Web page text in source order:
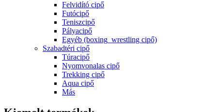
Felvidító cipő
Futócipő
Teniszcipő
Pályacipő
Egyéb (boxing_wrestling cipő)
Szabadtéri cipő
Túracipő
Nyomvonalas cipő
Trekking cipő
Aqua cipő
Más